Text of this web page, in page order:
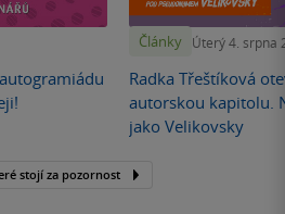
Články Úterý 4. srpna
Radka Třeštíková
autorskou kapitolu.
jako Velikovsky
stojí za pozornost